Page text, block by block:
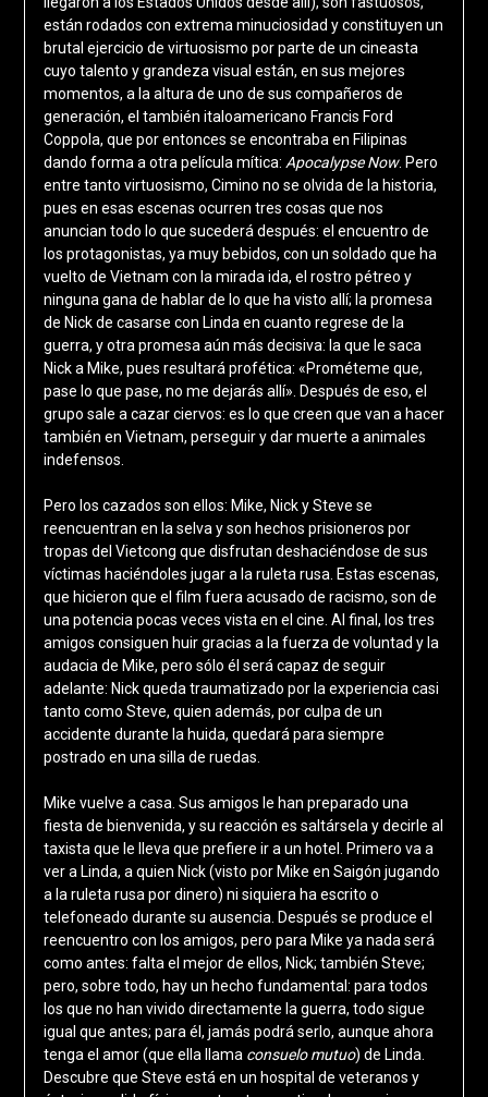
están rodados con extrema minuciosidad y constituyen un
brutal ejercicio de virtuosismo por parte de un cineasta
cuyo talento y grandeza visual están, en sus mejores
momentos, a la altura de uno de sus compañeros de
generación, el también italoamericano Francis Ford
Coppola, que por entonces se encontraba en Filipinas
dando forma a otra película mítica: Apocalypse Now. Pero
entre tanto virtuosismo, Cimino no se olvida de la historia,
pues en esas escenas ocurren tres cosas que nos
anuncian todo lo que sucederá después: el encuentro de
los protagonistas, ya muy bebidos, con un soldado que ha
vuelto de Vietnam con la mirada ida, el rostro pétreo y
ninguna gana de hablar de lo que ha visto allí; la promesa
de Nick de casarse con Linda en cuanto regrese de la
guerra, y otra promesa aún más decisiva: la que le saca
Nick a Mike, pues resultará profética: «Prométeme que,
pase lo que pase, no me dejarás allí». Después de eso, el
grupo sale a cazar ciervos: es lo que creen que van a hacer
también en Vietnam, perseguir y dar muerte a animales
indefensos.
Pero los cazados son ellos: Mike, Nick y Steve se
reencuentran en la selva y son hechos prisioneros por
tropas del Vietcong que disfrutan deshaciéndose de sus
víctimas haciéndoles jugar a la ruleta rusa. Estas escenas,
que hicieron que el film fuera acusado de racismo, son de
una potencia pocas veces vista en el cine. Al final, los tres
amigos consiguen huir gracias a la fuerza de voluntad y la
audacia de Mike, pero sólo él será capaz de seguir
adelante: Nick queda traumatizado por la experiencia casi
tanto como Steve, quien además, por culpa de un
accidente durante la huida, quedará para siempre
postrado en una silla de ruedas.
Mike vuelve a casa. Sus amigos le han preparado una
fiesta de bienvenida, y su reacción es saltársela y decirle al
taxista que le lleva que prefiere ir a un hotel. Primero va a
ver a Linda, a quien Nick (visto por Mike en Saigón jugando
a la ruleta rusa por dinero) ni siquiera ha escrito o
telefoneado durante su ausencia. Después se produce el
reencuentro con los amigos, pero para Mike ya nada será
como antes: falta el mejor de ellos, Nick; también Steve;
pero, sobre todo, hay un hecho fundamental: para todos
los que no han vivido directamente la guerra, todo sigue
igual que antes; para él, jamás podrá serlo, aunque ahora
tenga el amor (que ella llama consuelo mutuo) de Linda.
Descubre que Steve está en un hospital de veteranos y